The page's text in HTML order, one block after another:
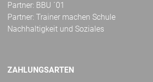
Partner: BBU ´01
Partner: Trainer machen Schule
Nachhaltigkeit und Soziales
ZAHLUNGSARTEN